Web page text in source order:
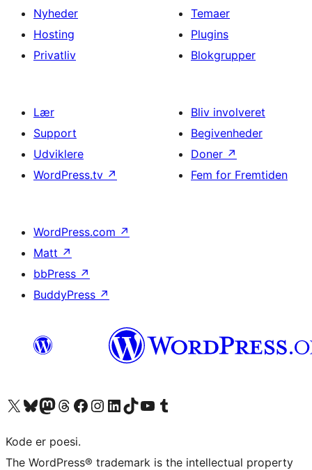
Nyheder
Hosting
Privatliv
Temaer
Plugins
Blokgrupper
Lær
Support
Udviklere
WordPress.tv ↗
Bliv involveret
Begivenheder
Doner ↗
Fem for Fremtiden
WordPress.com ↗
Matt ↗
bbPress ↗
BuddyPress ↗
Besøg vores X (tidligere Twitter) konto
Besøg vores Bluesky-konto
Besøg vores Mastodon konto
Besøg vores Threads-konto
Besøg vores Facebook sideBesøg vores Instagram konto
Besøg vores LinkedIn konto
Besøg vores TikTok-konto
Besøg vores YouTube-kanalBesøg vores Tumblr-konto
Kode er poesi.
The WordPress® trademark is the intellectual property